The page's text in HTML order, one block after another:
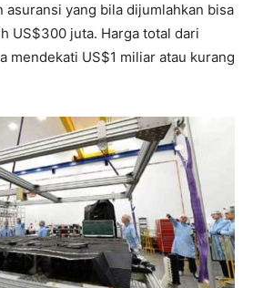
asuransi yang bila dijumlahkan bisa
US$300 juta. Harga total dari
mendekati US$1 miliar atau kurang